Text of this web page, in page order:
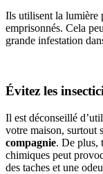
Ils utilisent la lumière
emprisonnés. Cela
grande infestation
Évitez les
Il est déconseillé
votre maison, surtout
compagnie. De plus,
chimiques peut
des taches et une